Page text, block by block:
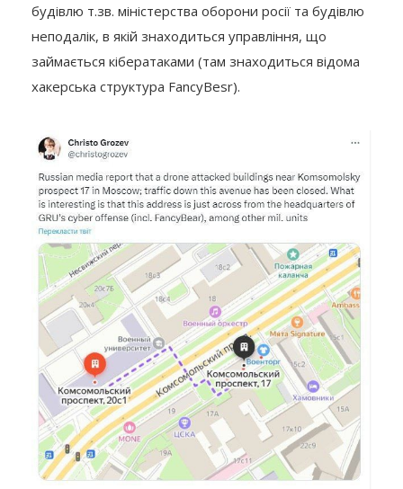
будівлю т.зв. міністерства оборони росії та будівлю
неподалік, в якій знаходиться управління, що
займається кібератаками (там знаходиться відома
хакерська структура FancyBesr).